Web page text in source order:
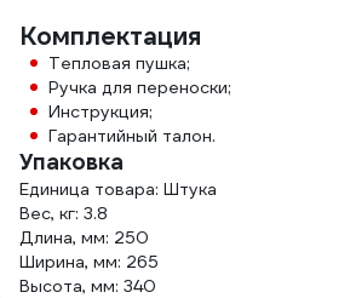
Комплектация
Тепловая пушка;
Ручка для переноски;
Инструкция;
Гарантийный талон.
Упаковка
Единица товара: Штука
Вес, кг: 3.8
Длина, мм: 250
Ширина, мм: 265
Высота, мм: 340